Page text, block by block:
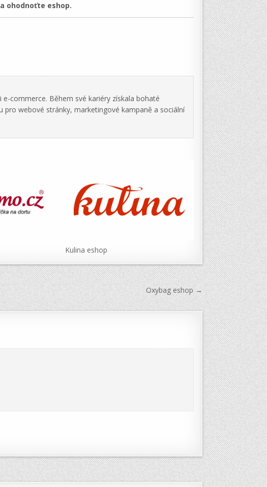
ohodnoťte eshop.
commerce. Během své kariéry získala bohaté
webové stránky, marketingové kampaně a sociální
Kulina eshop
Oxybag eshop →